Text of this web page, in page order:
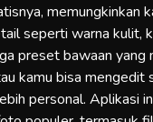
memungkinkan
seperti warna kulit,
preset bawaan yang
kamu bisa mengedit
personal. Aplikasi